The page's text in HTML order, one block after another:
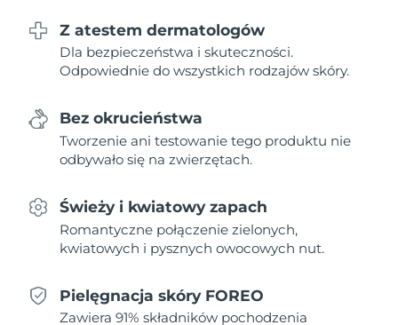
Z atestem dermatologów
Dla bezpieczeństwa i skuteczności.
Odpowiednie do wszystkich rodzajów skóry.
Bez okrucieństwa
Tworzenie ani testowanie tego produktu nie
odbywało się na zwierzętach.
Świeży i kwiatowy zapach
Romantyczne połączenie zielonych,
kwiatowych i pysznych owocowych nut.
Pielęgnacja skóry FOREO
Zawiera 91% składników pochodzenia
Holandia
Oczekiwany czas dostawy
Norwegia
Oczekiwany czas dostawy
Oman
Filipiny
Oczekiwany czas dostawy
Polska
Oczekiwany czas dostawy